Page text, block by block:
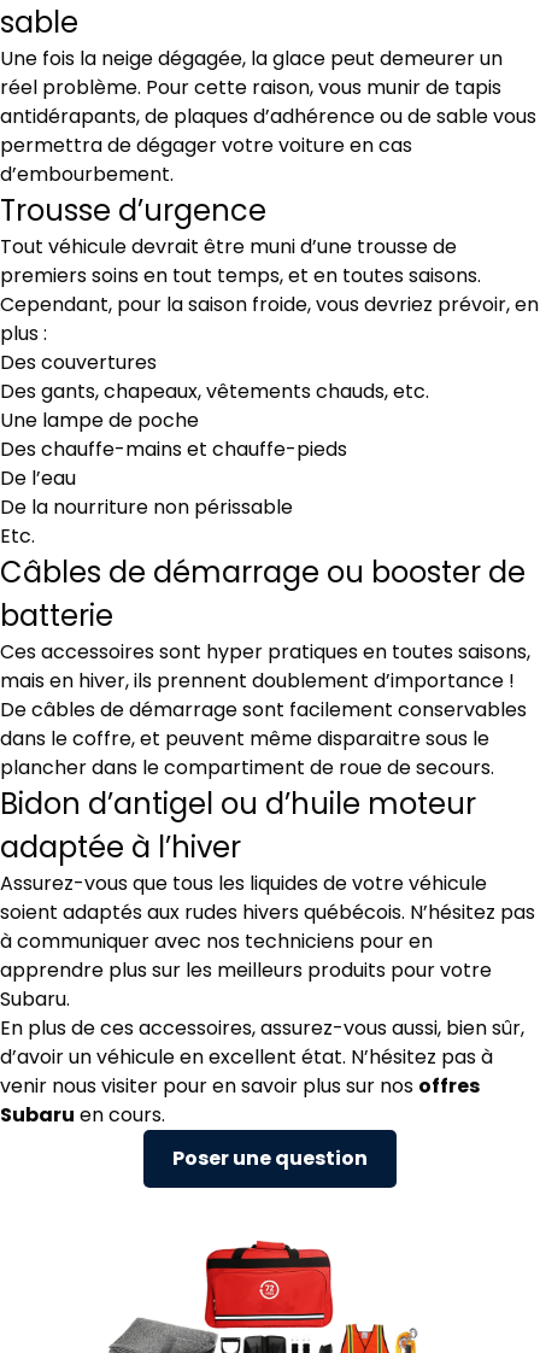
sable
Une fois la neige dégagée, la glace peut demeurer un
réel problème. Pour cette raison, vous munir de tapis
antidérapants, de plaques d’adhérence ou de sable vous
permettra de dégager votre voiture en cas
d’embourbement.
Trousse d’urgence
Tout véhicule devrait être muni d’une trousse de
premiers soins en tout temps, et en toutes saisons.
Cependant, pour la saison froide, vous devriez prévoir, en
plus :
Des couvertures
Des gants, chapeaux, vêtements chauds, etc.
Une lampe de poche
Des chauffe-mains et chauffe-pieds
De l’eau
De la nourriture non périssable
Etc.
Câbles de démarrage ou booster de
batterie
Ces accessoires sont hyper pratiques en toutes saisons,
mais en hiver, ils prennent doublement d’importance !
De câbles de démarrage sont facilement conservables
dans le coffre, et peuvent même disparaitre sous le
plancher dans le compartiment de roue de secours.
Bidon d’antigel ou d’huile moteur
adaptée à l’hiver
Assurez-vous que tous les liquides de votre véhicule
soient adaptés aux rudes hivers québécois. N’hésitez pas
à communiquer avec nos techniciens pour en
apprendre plus sur les meilleurs produits pour votre
Subaru.
En plus de ces accessoires, assurez-vous aussi, bien sûr,
d’avoir un véhicule en excellent état. N’hésitez pas à
venir nous visiter pour en savoir plus sur nos offres
Subaru en cours.
Poser une question